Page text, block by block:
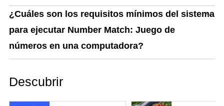
¿Cuáles son los requisitos mínimos del sistema
para ejecutar Number Match: Juego de
números en una computadora?
Descubrir